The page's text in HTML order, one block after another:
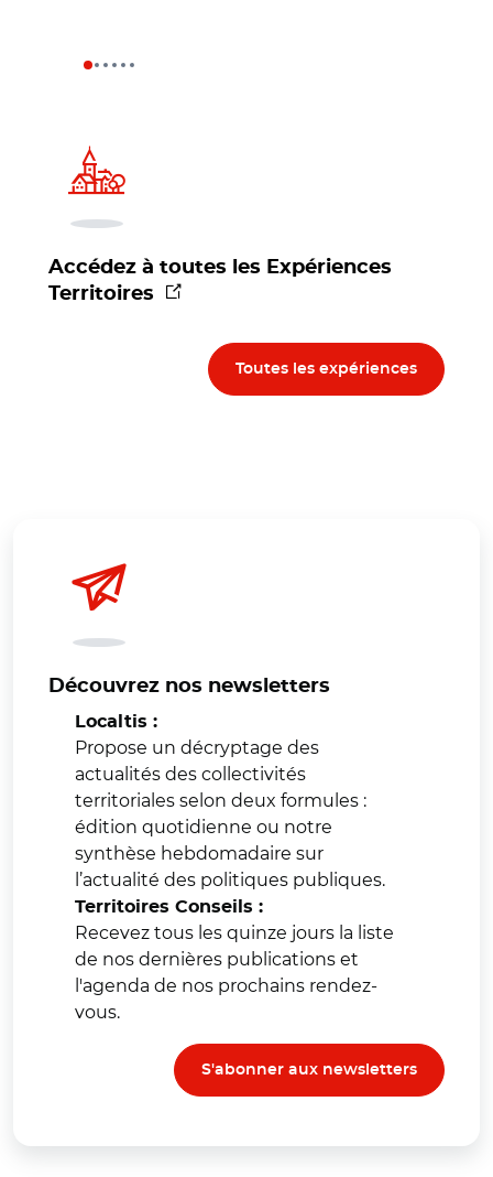
Accédez à toutes les Expériences
Territoires
(nouvelle fenêtre)
Toutes les expériences
Découvrez nos newsletters
Localtis :
Propose un décryptage des
actualités des collectivités
territoriales selon deux formules :
édition quotidienne ou notre
synthèse hebdomadaire sur
l’actualité des politiques publiques.
Territoires Conseils :
Recevez tous les quinze jours la liste
de nos dernières publications et
l'agenda de nos prochains rendez-
vous.
S'abonner aux newsletters